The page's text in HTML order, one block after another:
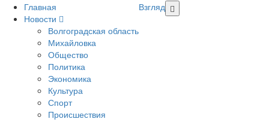
Главная
Новости
Волгоградская область
Михайловка
Общество
Политика
Экономика
Культура
Спорт
Происшествия
Взгляд